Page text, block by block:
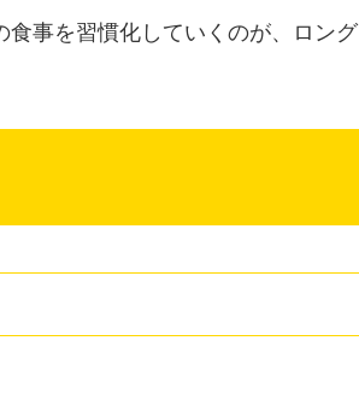
事を習慣化していくのが、ロング